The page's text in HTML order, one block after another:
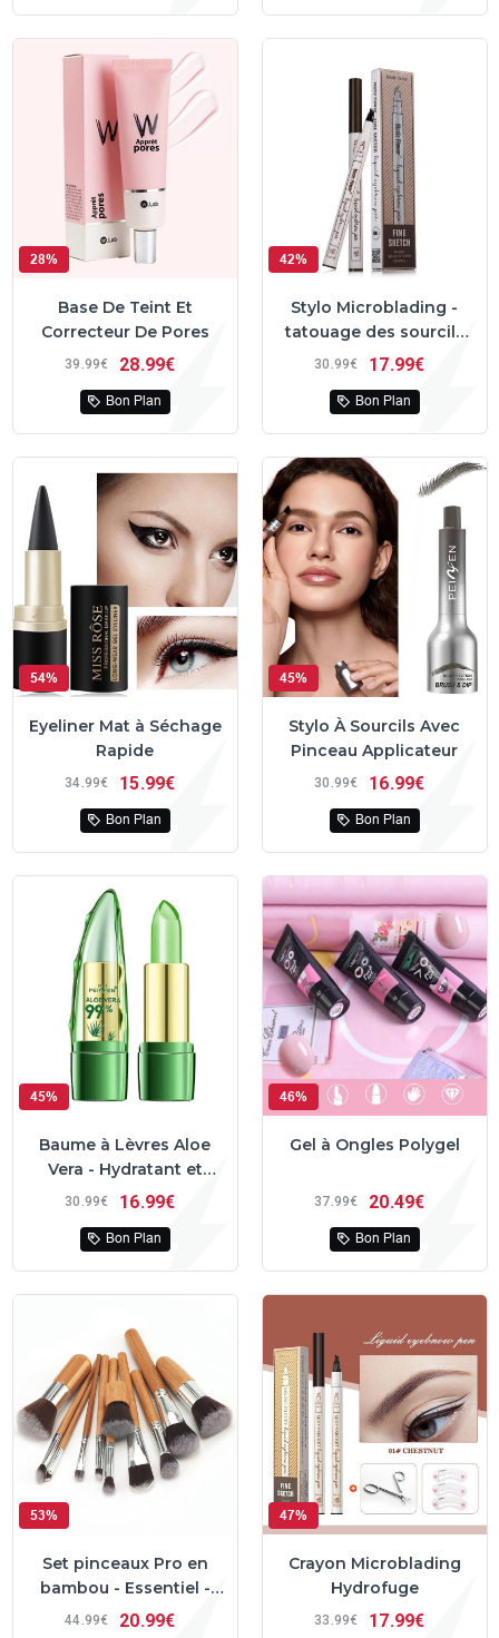
28%
Base De Teint Et
Correcteur De Pores
39 99€ 28 99€
Bon Plan
42%
Stylo Microblading -
tatouage des sourcils
semi-permanent
30 99€ 17 99€
Bon Plan
54%
Eyeliner Mat à Séchage
Rapide
34 99€ 15 99€
Bon Plan
45%
Stylo À Sourcils Avec
Pinceau Applicateur
30 99€ 16 99€
Bon Plan
45%
Baume à Lèvres Aloe
Vera - Hydratant et
Changeant De Couleur
30 99€ 16 99€
Bon Plan
46%
Gel à Ongles Polygel
37 99€ 20 49€
Bon Plan
53%
Set pinceaux Pro en
bambou - Essentiel -
Ecologique
44 99€ 20 99€
47%
Crayon Microblading
Hydrofuge
33 99€ 17 99€